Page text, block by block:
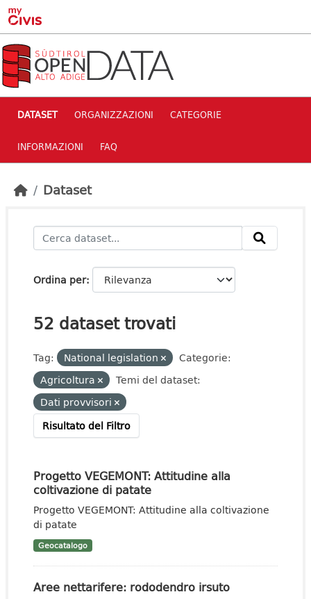
Skip to main content
DATASET ORGANIZZAZIONI CATEGORIE
INFORMAZIONI FAQ
Dataset
Ordina per
52 dataset trovati
Tag: National legislation
Categorie:
Agricoltura
Temi del dataset:
Dati provvisori
Risultato del Filtro
Progetto VEGEMONT: Attitudine alla
coltivazione di patate
Progetto VEGEMONT: Attitudine alla coltivazione
di patate
Geocatalogo
Aree nettarifere: rododendro irsuto